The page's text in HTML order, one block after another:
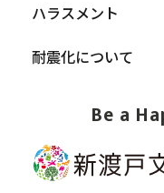
Be a
ハラスメント
耐震化について